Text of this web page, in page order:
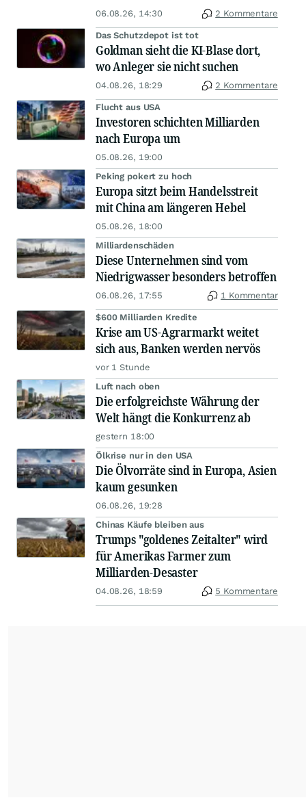
06.08.26, 14:30 2 Kommentare
Das Schutzdepot ist tot
Goldman sieht die KI-Blase dort,
wo Anleger sie nicht suchen
04.08.26, 18:29 2 Kommentare
Flucht aus USA
Investoren schichten Milliarden
nach Europa um
05.08.26, 19:00
Peking pokert zu hoch
Europa sitzt beim Handelsstreit
mit China am längeren Hebel
05.08.26, 18:00
Milliardenschäden
Diese Unternehmen sind vom
Niedrigwasser besonders betroffen
06.08.26, 17:55 1 Kommentar
$600 Milliarden Kredite
Krise am US-Agrarmarkt weitet
sich aus, Banken werden nervös
vor 1 Stunde
Luft nach oben
Die erfolgreichste Währung der
Welt hängt die Konkurrenz ab
gestern 18:00
Ölkrise nur in den USA
Die Ölvorräte sind in Europa, Asien
kaum gesunken
06.08.26, 19:28
Chinas Käufe bleiben aus
Trumps "goldenes Zeitalter" wird
für Amerikas Farmer zum
Milliarden-Desaster
04.08.26, 18:59 5 Kommentare